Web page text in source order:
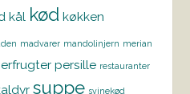
kål kød køkken
madvarer mandolinjern merian
persille restauranter
suppe svinekød